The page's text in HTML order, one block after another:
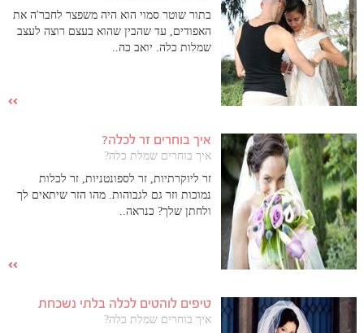
בתור שוטר סמוי הוא היה משפצר לחבר'ה את
האפודים, עד שהבין שהוא בעצם רוצה לעצב
שמלות כלה. יואב כה..
איך בוחרים זר לכלה?
איך בוחרים שמלת כלה?
זר ליוקרתיות, זר לספונטניות, זר לכלות
נמוכות וזר גם לגבוהות. מהו הזר שיתאים לך
ולחתן שלך? כנראה..
טיפים לוהטים לכלה בלתי נשכחת
איך בוחרים שמלת כלה?